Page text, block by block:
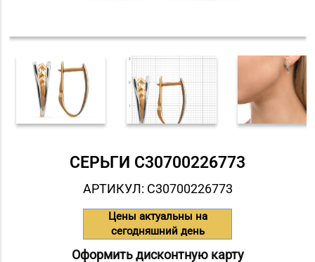
СЕРЬГИ С30700226773
АРТИКУЛ: С30700226773
Цены актуальны на
сегодняшний день
Оформить дисконтную карту